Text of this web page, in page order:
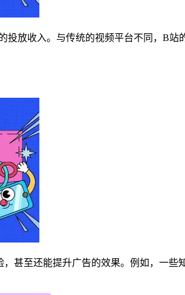
放收入。与传统的视频平台不同，B站
甚至还能提升广告的效果。例如，一些